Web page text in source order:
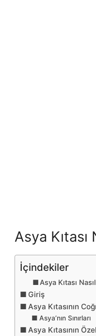
Asya Kıtası
İçindekiler
Asya Kıtası
Giriş
Asya Kıtasının
Asya’nın Sınırları
Asya Kıtasının